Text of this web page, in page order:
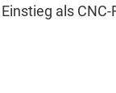
als